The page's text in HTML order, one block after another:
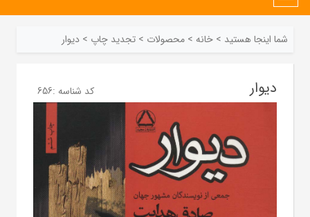
شما اینجا هستید > خانه > محصولات > تجدید چاپ > دیوار
دیوار کد شناسه :656